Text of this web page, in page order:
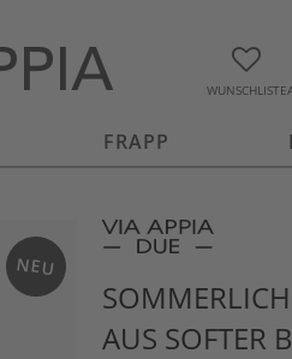
WUNSCHLISTE
FRAPP
NEU
AUS SOFTER